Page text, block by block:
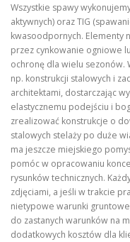
Wszystkie spawy
aktywnych) oraz TIG
kwasoodpornych. Elementy
przez cynkowanie ogniowe
ochronę dla wielu sezonów.
np. konstrukcji stalowych i
architektami, dostarczając
elastycznemu podejściu i
zrealizować konstrukcje o
stalowych stelaży po duże
ma jeszcze miejskiego
pomóc w opracowaniu
rysunków technicznych.
zdjęciami, a jeśli w trakcie
nietypowe warunki
do zastanych warunków na
dodatkowych kosztów dla